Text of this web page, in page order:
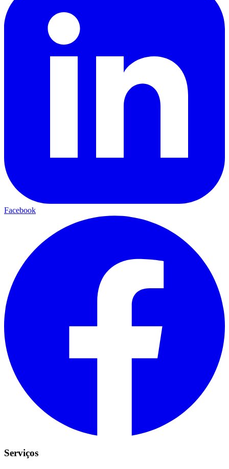
Facebook
Serviços